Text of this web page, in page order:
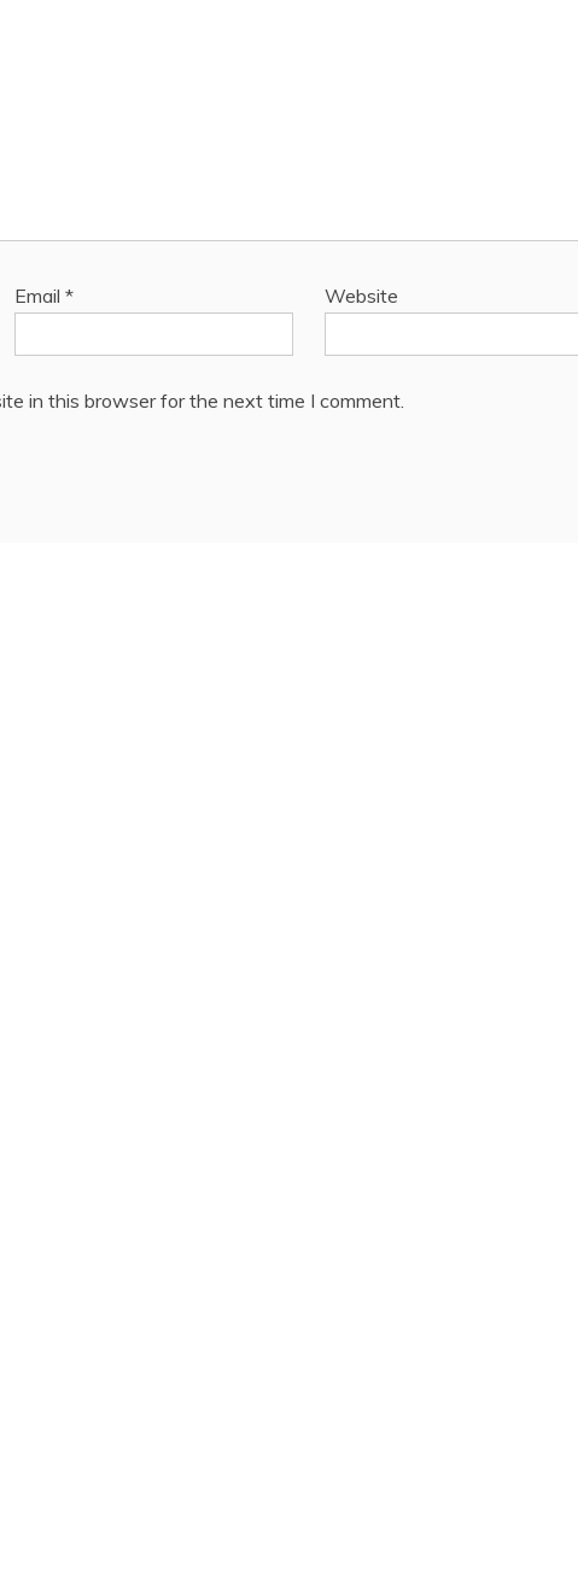
Email* Website
in this browser for the next time I comment.